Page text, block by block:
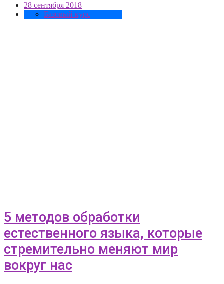
28 сентября 2018
Базовый курс
5 методов обработки
естественного языка, которые
стремительно меняют мир
вокруг нас